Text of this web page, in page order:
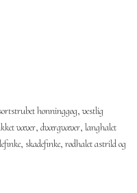
honninggøg, vestlig
væver, dværgvæver, langhalet
skadefinke, rødhalet astrild og